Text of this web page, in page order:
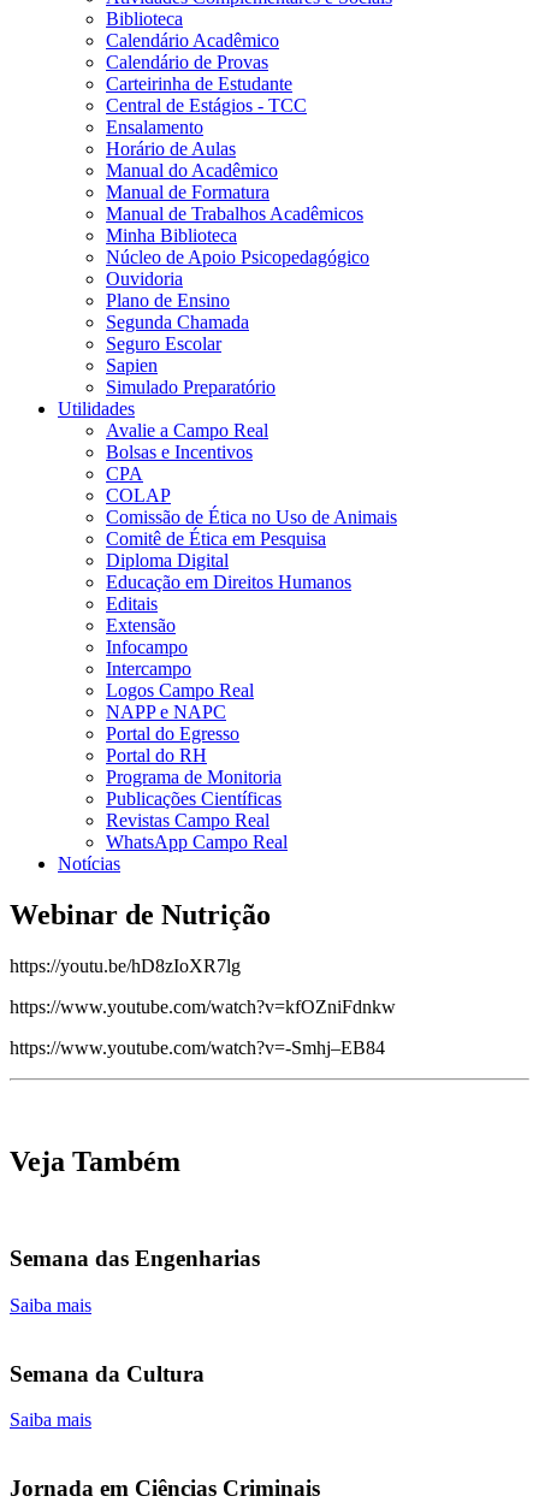
Biblioteca
Calendário Acadêmico
Calendário de Provas
Carteirinha de Estudante
Central de Estágios - TCC
Ensalamento
Horário de Aulas
Manual do Acadêmico
Manual de Formatura
Manual de Trabalhos Acadêmicos
Minha Biblioteca
Núcleo de Apoio Psicopedagógico
Ouvidoria
Plano de Ensino
Segunda Chamada
Seguro Escolar
Sapien
Simulado Preparatório
Utilidades
Avalie a Campo Real
Bolsas e Incentivos
CPA
COLAP
Comissão de Ética no Uso de Animais
Comitê de Ética em Pesquisa
Diploma Digital
Educação em Direitos Humanos
Editais
Extensão
Infocampo
Intercampo
Logos Campo Real
NAPP e NAPC
Portal do Egresso
Portal do RH
Programa de Monitoria
Publicações Científicas
Revistas Campo Real
WhatsApp Campo Real
Notícias
Webinar de Nutrição
https://youtu.be/hD8zIoXR7lg
https://www.youtube.com/watch?v=kfOZniFdnkw
https://www.youtube.com/watch?v=-Smhj–EB84
Veja Também
Semana das Engenharias
Saiba mais
Semana da Cultura
Saiba mais
Jornada em Ciências Criminais